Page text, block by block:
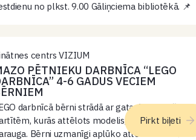
no plkst. 9.00 Gāliņciema bibliotēkā. 📌
centrs VIZIUM
PĒTNIEKU DARBNĪCA “LEGO
4-6 GADUS VECIEM
darbnīcā bērni strādā ar gatavām būvēšanas
kurās attēlots modelis, kas jāuzbūvē pēc
Bērni uzmanīgi aplūko attēlu un cenšas
Pirkt biļeti